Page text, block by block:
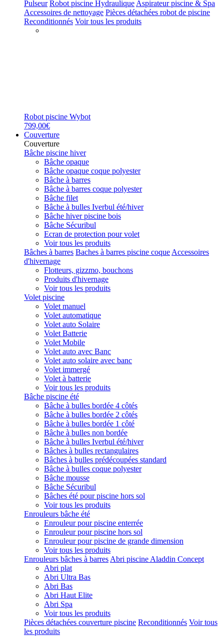
Pulseur Robot piscine Hydraulique Aspirateur piscine & Spa
Accessoires de nettoyage Pièces détachées robot de piscine
Reconditionnés Voir tous les produits
Robot piscine Wybot
799,00€
Couverture
Couverture
Bâche piscine hiver
Bâche opaque
Bâche opaque coque polyester
Bâche à barres
Bâche à barres coque polyester
Bâche filet
Bâche à bulles Iverbul été/hiver
Bâche hiver piscine bois
Bâche Sécuribul
Ecran de protection pour volet
Voir tous les produits
Bâches à barres Baches à barres piscine coque Accessoires
d'hivernage
Flotteurs, gizzmo, bouchons
Produits d'hivernage
Voir tous les produits
Volet piscine
Volet manuel
Volet automatique
Volet auto Solaire
Volet Batterie
Volet Mobile
Volet auto avec Banc
Volet auto solaire avec banc
Volet immergé
Volet à batterie
Voir tous les produits
Bâche piscine été
Bâche à bulles bordée 4 côtés
Bâche à bulles bordée 2 côtés
Bâche à bulles bordée 1 côté
Bâche à bulles non bordée
Bâche à bulles Iverbul été/hiver
Bâches à bulles rectangulaires
Bâches à bulles prédécoupées standard
Bâche à bulles coque polyester
Bâche mousse
Bâche Sécuribul
Bâches été pour piscine hors sol
Voir tous les produits
Enrouleurs bâche été
Enrouleur pour piscine enterrée
Enrouleur pour piscine hors sol
Enrouleur pour piscine de grande dimension
Voir tous les produits
Enrouleurs bâches à barres Abri piscine Aladdin Concept
Abri plat
Abri Ultra Bas
Abri Bas
Abri Haut Elite
Abri Spa
Voir tous les produits
Pièces détachées couverture piscine Reconditionnés Voir tous
les produits